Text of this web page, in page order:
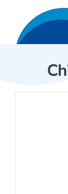
Trang Chủ
Nhà
Nhà sản